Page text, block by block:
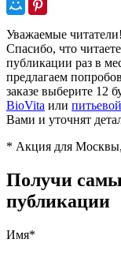
Уважаемые читатели!
Спасибо, что
публикации раз в
предлагаем
заказе выберите 12
BioVita или
Вами и уточнят
* Акция для
Получи
публикации
Имя*